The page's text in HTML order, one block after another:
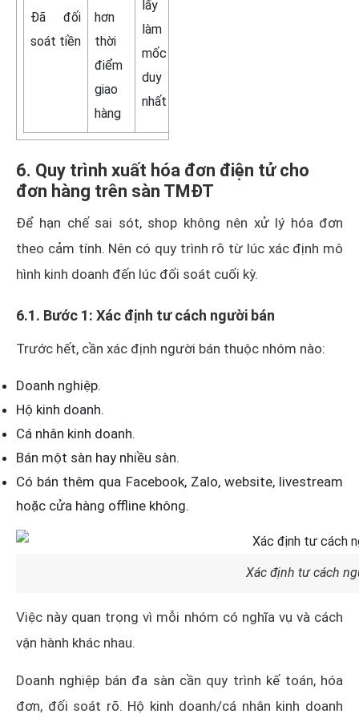
Đã đối
soát tiền
hơn
thời
điểm
giao
hàng
lấy
làm
mốc
duy
nhất
6. Quy trình xuất hóa đơn điện tử cho
đơn hàng trên sàn TMĐT
Để hạn chế sai sót, shop không nên xử lý hóa đơn
theo cảm tính. Nên có quy trình rõ từ lúc xác định mô
hình kinh doanh đến lúc đối soát cuối kỳ.
6.1. Bước 1: Xác định tư cách người bán
Trước hết, cần xác định người bán thuộc nhóm nào:
Doanh nghiệp.
Hộ kinh doanh.
Cá nhân kinh doanh.
Bán một sàn hay nhiều sàn.
Có bán thêm qua Facebook, Zalo, website, livestream
hoặc cửa hàng offline không.
Xác định tư cách
Việc này quan trọng vì mỗi nhóm có nghĩa vụ và cách
vận hành khác nhau.
Doanh nghiệp bán đa sàn cần quy trình kế toán, hóa
đơn, đối soát rõ. Hộ kinh doanh/cá nhân kinh doanh